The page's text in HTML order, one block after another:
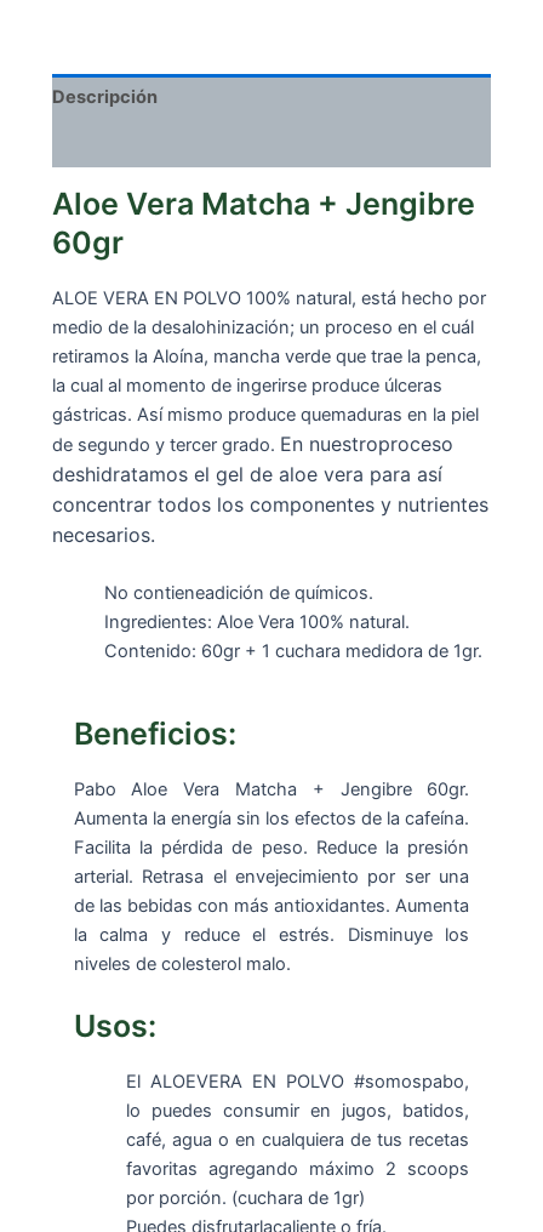
cantidad
Descripción
Aloe Vera Matcha + Jengibre
60gr
ALOE VERA EN POLVO 100% natural, está hecho por
medio de la desalohinización; un proceso en el cuál
retiramos la Aloína, mancha verde que trae la penca,
la cual al momento de ingerirse produce úlceras
gástricas. Así mismo produce quemaduras en la piel
de segundo y tercer grado. En nuestroproceso
deshidratamos el gel de aloe vera para así
concentrar todos los componentes y nutrientes
necesarios.
No contieneadición de químicos.
Ingredientes: Aloe Vera 100% natural.
Contenido: 60gr + 1 cuchara medidora de 1gr.
Beneficios:
Pabo Aloe Vera Matcha + Jengibre 60gr.
Aumenta la energía sin los efectos de la cafeína.
Facilita la pérdida de peso. Reduce la presión
arterial. Retrasa el envejecimiento por ser una
de las bebidas con más antioxidantes. Aumenta
la calma y reduce el estrés. Disminuye los
niveles de colesterol malo.
Usos:
El ALOEVERA EN POLVO #somospabo,
lo puedes consumir en jugos, batidos,
café, agua o en cualquiera de tus recetas
favoritas agregando máximo 2 scoops
por porción. (cuchara de 1gr)
Puedes disfrutarlacaliente o fría.